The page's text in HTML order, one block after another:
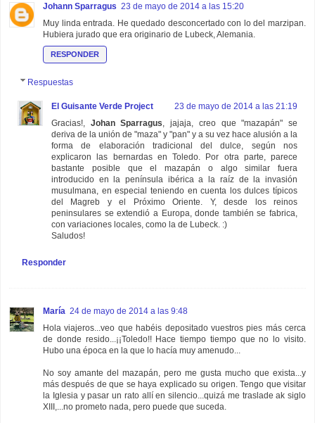
Johann Sparragus 23 de mayo de 2014 a las 15:20
Muy linda entrada. He quedado desconcertado con lo del marzipan.
Hubiera jurado que era originario de Lubeck, Alemania.
RESPONDER
Respuestas
El Guisante Verde Project
23 de mayo de 2014 a las 21:19
Gracias!, Johan Sparragus, jajaja, creo que "mazapán" se
deriva de la unión de "maza" y "pan" y a su vez hace alusión a la
forma de elaboración tradicional del dulce, según nos
explicaron las bernardas en Toledo. Por otra parte, parece
bastante posible que el mazapán o algo similar fuera
introducido en la península ibérica a la raíz de la invasión
musulmana, en especial teniendo en cuenta los dulces típicos
del Magreb y el Próximo Oriente. Y, desde los reinos
peninsulares se extendió a Europa, donde también se fabrica,
con variaciones locales, como la de Lubeck. :)
Saludos!
Responder
María 24 de mayo de 2014 a las 9:48
Hola viajeros...veo que habéis depositado vuestros pies más cerca
de donde resido...¡¡Toledo!! Hace tiempo tiempo que no lo visito.
Hubo una época en la que lo hacía muy amenudo...
No soy amante del mazapán, pero me gusta mucho que exista...y
más después de que se haya explicado su origen. Tengo que visitar
la Iglesia y pasar un rato allí en silencio...quizá me traslade ak siglo
XIII,...no prometo nada, pero puede que suceda.